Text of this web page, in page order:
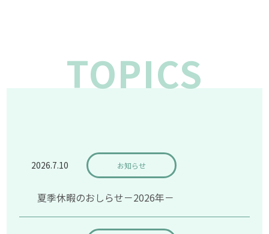
TOPICS
2026.7.10 お知らせ
夏季休暇のおしらせ－2026年－